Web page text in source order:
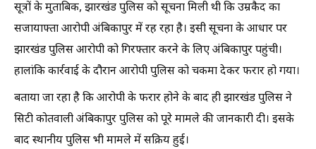
सूत्रों के मुताबिक, झारखंड पुलिस को सूचना मिली थी कि उम्रकैद का
सजायाफ्ता आरोपी अंबिकापुर में रह रहा है। इसी सूचना के आधार पर
झारखंड पुलिस आरोपी को गिरफ्तार करने के लिए अंबिकापुर पहुंची।
हालांकि कार्रवाई के दौरान आरोपी पुलिस को चकमा देकर फरार हो गया।
बताया जा रहा है कि आरोपी के फरार होने के बाद ही झारखंड पुलिस ने
सिटी कोतवाली अंबिकापुर पुलिस को पूरे मामले की जानकारी दी। इसके
बाद स्थानीय पुलिस भी मामले में सक्रिय हुई।